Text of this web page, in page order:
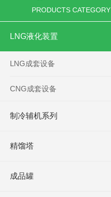
PRODUCTS CATEGORY
LNG液化装置
LNG成套设备
CNG成套设备
制冷辅机系列
精馏塔
成品罐